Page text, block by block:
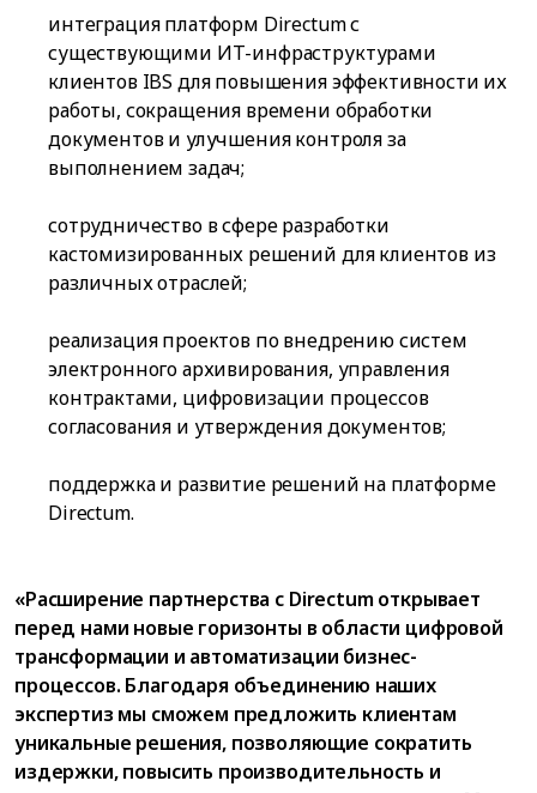
интеграция платформ Directum с
существующими ИТ-инфраструктурами
клиентов IBS для повышения эффективности их
работы, сокращения времени обработки
документов и улучшения контроля за
выполнением задач;
сотрудничество в сфере разработки
кастомизированных решений для клиентов из
различных отраслей;
реализация проектов по внедрению систем
электронного архивирования, управления
контрактами, цифровизации процессов
согласования и утверждения документов;
поддержка и развитие решений на платформе
Directum.
«Расширение партнерства с Directum открывает
перед нами новые горизонты в области цифровой
трансформации и автоматизации бизнес-
процессов. Благодаря объединению наших
экспертиз мы сможем предложить клиентам
уникальные решения, позволяющие сократить
издержки, повысить производительность и